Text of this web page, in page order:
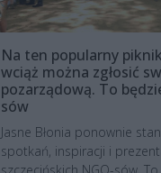
Na ten popularny
wciąż można zgłosić
pozarządową. To
sów
Jasne Błonia ponownie
spotkań, inspiracji i